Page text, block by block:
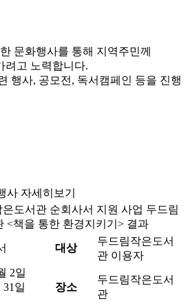
문화행사를 통해 지역주민께
려고 노력합니다.
행사, 공모전, 독서캠페인 등을 진행
사 자세히보기
도서관 순회사서 지원 사업 두드림
<책을 통한 환경지키기> 결과
대상
두드림작은도서
관 이용자
2일
31일
장소
두드림작은도서
관